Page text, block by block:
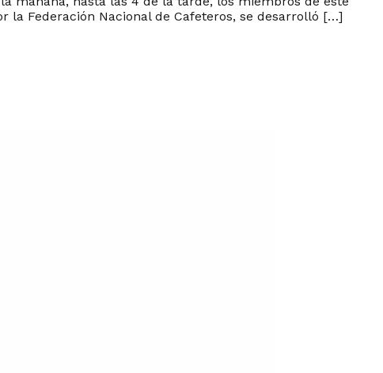
la Federación Nacional de Cafeteros, se desarrolló […]